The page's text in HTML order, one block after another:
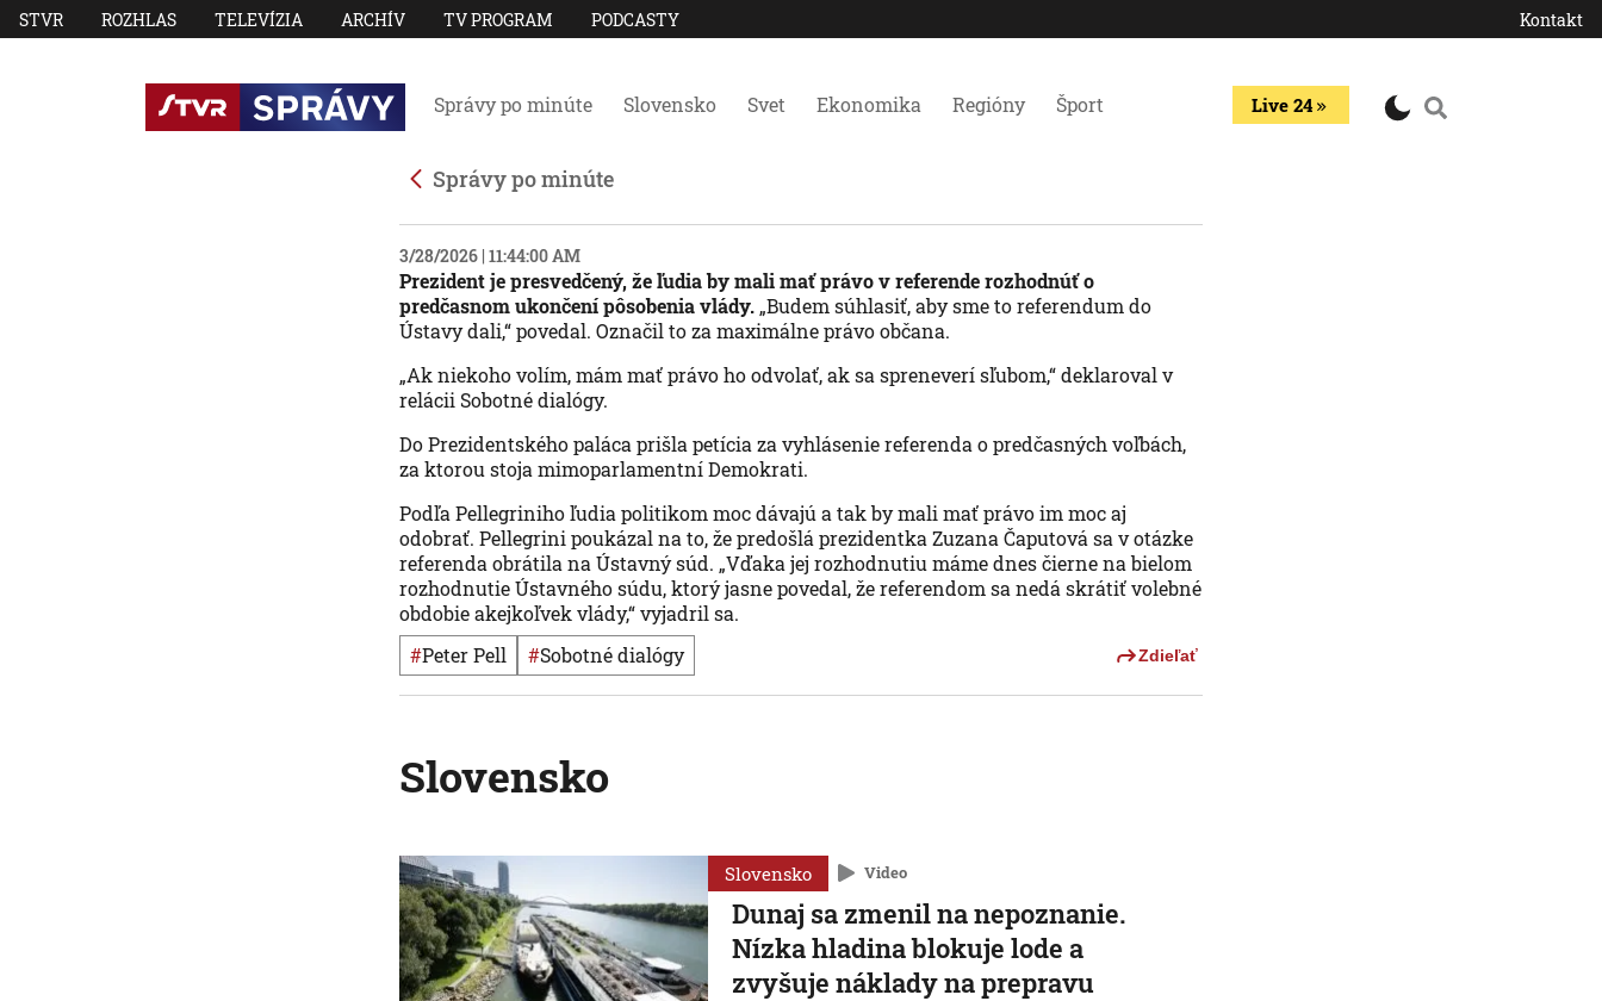
STVR ROZHLAS TELEVÍZIA ARCHÍV TV PROGRAM PODCASTY Kontakt
Správy po minúte Slovensko Svet Ekonomika Regióny Šport Live 24
Správy po minúte
3/28/2026 | 11:44:00 AM
Prezident je presvedčený, že ľudia by mali mať právo v referende rozhodnúť o
predčasnom ukončení pôsobenia vlády. „Budem súhlasiť, aby sme to referendum do
Ústavy dali,“ povedal. Označil to za maximálne právo občana.
„Ak niekoho volím, mám mať právo ho odvolať, ak sa spreneverí sľubom,“ deklaroval v
relácii Sobotné dialógy.
Do Prezidentského paláca prišla petícia za vyhlásenie referenda o predčasných voľbách,
za ktorou stoja mimoparlamentní Demokrati.
Podľa Pellegriniho ľudia politikom moc dávajú a tak by mali mať právo im moc aj
odobrať. Pellegrini poukázal na to, že predošlá prezidentka Zuzana Čaputová sa v otázke
referenda obrátila na Ústavný súd. „Vďaka jej rozhodnutiu máme dnes čierne na bielom
rozhodnutie Ústavného súdu, ktorý jasne povedal, že referendom sa nedá skrátiť volebné
obdobie akejkoľvek vlády,“ vyjadril sa.
# Peter Pell # Sobotné dialógy Zdieľať
Slovensko
Slovensko Video
Dunaj sa zmenil na nepoznanie.
Nízka hladina blokuje lode a
zvyšuje náklady na prepravu